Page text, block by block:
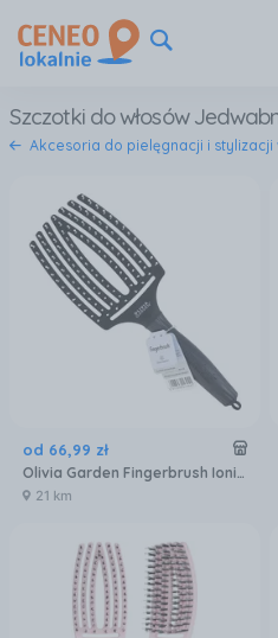
Szczotki do włosów
Akcesoria do pielęgnacji i stylizacji
od 66,99 zł
Olivia Garden Fingerbrush Ionic Bristles Szczotka do Włosów Fb-Lg Large 1 szt.
21 km